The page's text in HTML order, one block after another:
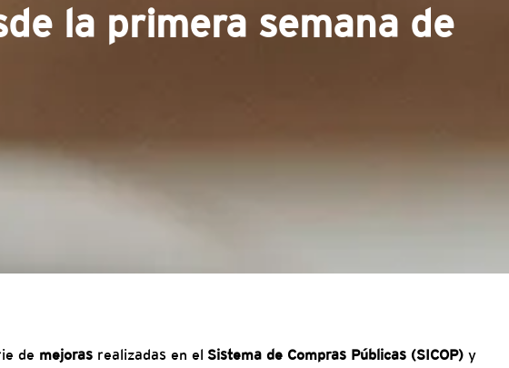
la primera semana de
de mejorasrealizadas en el Sistema de Compras Públicas (SICOP) y